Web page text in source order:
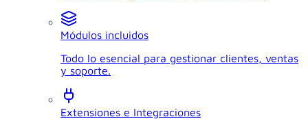
Módulos incluidos
Todo lo esencial para gestionar clientes, ventas
y soporte.
Extensiones e Integraciones